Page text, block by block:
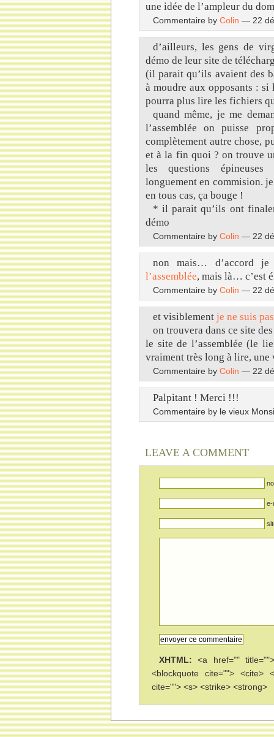
une idée de l’ampleur du
Commentaire by Colin — 22
d’ailleurs, les gens de
démo de leur site de
(il parait qu’ils avaient des
à moudre aux opposants :
pourra plus lire les fichiers
quand même, je me
l’assemblée on puisse
complètement autre chose,
et à la fin quoi ? on trouve
les questions
longuement en commision.
en tous cas, ça bouge !
* il parait qu’ils ont
démo
Commentaire by Colin — 22
non mais… d’accord
l’assemblée, mais là… c’est
Commentaire by Colin — 22
et visiblement je ne suis
on trouvera dans ce site
le site de l’assemblée (le
vraiment très long à lire, une
Commentaire by Colin — 22
Palpitant ! Merci !!!
Commentaire by le vieux
LEAVE A COMMENT
e-
XHTML: <a href=""
<blockquote cite=""> <cite>
cite=""> <s> <strike> <strong>